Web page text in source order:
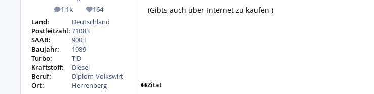
1,1k
Beiträge 164
Reputation
Land:
Deutschland
Postleitzahl: 71083
SAAB:
900 I
Baujahr:
1989
Turbo:
TiD
Kraftstoff:
Diesel
Beruf:
Diplom-Volkswirt
Ort:
Herrenberg
(Gibts auch über Internet zu kaufen )
Zitat